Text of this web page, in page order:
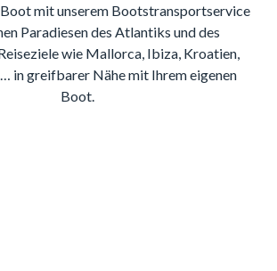
mit unserem Bootstransportservice
Paradiesen des Atlantiks und des
wie Mallorca, Ibiza, Kroatien,
in greifbarer Nähe mit Ihrem eigenen
Boot.